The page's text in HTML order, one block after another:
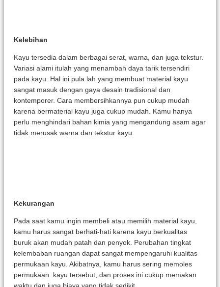
Kelebihan
Kayu tersedia dalam berbagai serat, warna, dan juga tekstur.
Variasi alami itulah yang menambah daya tarik tersendiri
pada kayu. Hal ini pula lah yang membuat material kayu
sangat masuk dengan gaya desain tradisional dan
kontemporer. Cara membersihkannya pun cukup mudah
karena bermaterial kayu juga cukup mudah. Kamu hanya
perlu menghindari bahan kimia yang mengandung asam agar
tidak merusak warna dan tekstur kayu.
Kekurangan
Pada saat kamu ingin membeli atau memilih material kayu,
kamu harus sangat berhati-hati karena kayu berkualitas
buruk akan mudah patah dan penyok. Perubahan tingkat
kelembaban ruangan dapat sangat mempengaruhi kualitas
permukaan kayu. Akibatnya, kamu harus sering memoles
permukaan kayu tersebut, dan proses ini cukup memakan